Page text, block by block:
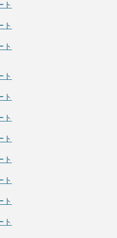
ト
ト
ト
ト
ト
ト
ト
ト
ト
ト
ト